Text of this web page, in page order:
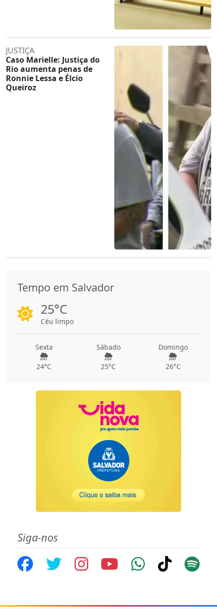
JUSTIÇA
Caso Marielle: Justiça do
Rio aumenta penas de
Ronnie Lessa e Élcio
Queiroz
Tempo em Salvador
25°C
Céu limpo
Sexta
24°C
Sábado
25°C
Domingo
26°C
Siga-nos